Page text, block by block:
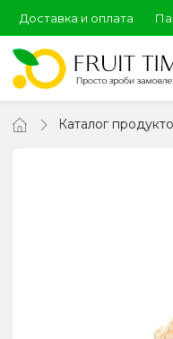
Доставка и оплата
Каталог